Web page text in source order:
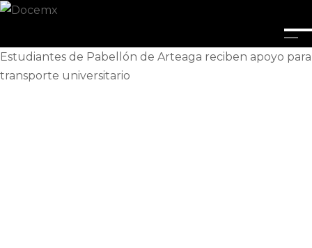
Estudiantes de Pabellón de Arteaga reciben apoyo para
transporte universitario